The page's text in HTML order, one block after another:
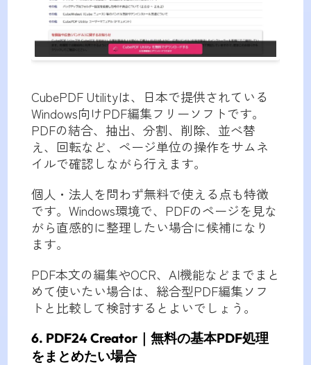
CubePDF Utilityは、日本で提供されている
Windows向けPDF編集フリーソフトです。
PDFの結合、抽出、分割、削除、並べ替
え、回転など、ページ単位の操作をサムネ
イルで確認しながら行えます。
個人・法人を問わず無料で使える点も特徴
です。Windows環境で、PDFのページを見な
がら直感的に整理したい場合に候補になり
ます。
PDF本文の編集やOCR、AI機能などまでまと
めて使いたい場合は、総合型PDF編集ソフ
トと比較して検討するとよいでしょう。
6. PDF24 Creator｜無料の基本PDF処理
をまとめたい場合